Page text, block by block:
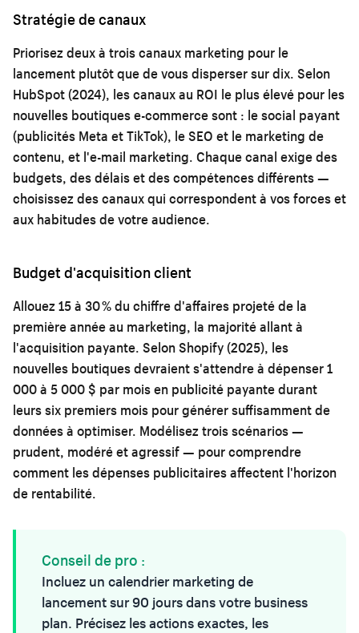
Stratégie de canaux
Priorisez deux à trois canaux marketing pour le
lancement plutôt que de vous disperser sur dix. Selon
HubSpot (2024), les canaux au ROI le plus élevé pour les
nouvelles boutiques e-commerce sont : le social payant
(publicités Meta et TikTok), le SEO et le marketing de
contenu, et l'e-mail marketing. Chaque canal exige des
budgets, des délais et des compétences différents —
choisissez des canaux qui correspondent à vos forces et
aux habitudes de votre audience.
Budget d'acquisition client
Allouez 15 à 30 % du chiffre d'affaires projeté de la
première année au marketing, la majorité allant à
l'acquisition payante. Selon Shopify (2025), les
nouvelles boutiques devraient s'attendre à dépenser 1
000 à 5 000 $ par mois en publicité payante durant
leurs six premiers mois pour générer suffisamment de
données à optimiser. Modélisez trois scénarios —
prudent, modéré et agressif — pour comprendre
comment les dépenses publicitaires affectent l'horizon
de rentabilité.
Conseil de pro :
Incluez un calendrier marketing de
lancement sur 90 jours dans votre business
plan. Précisez les actions exactes, les